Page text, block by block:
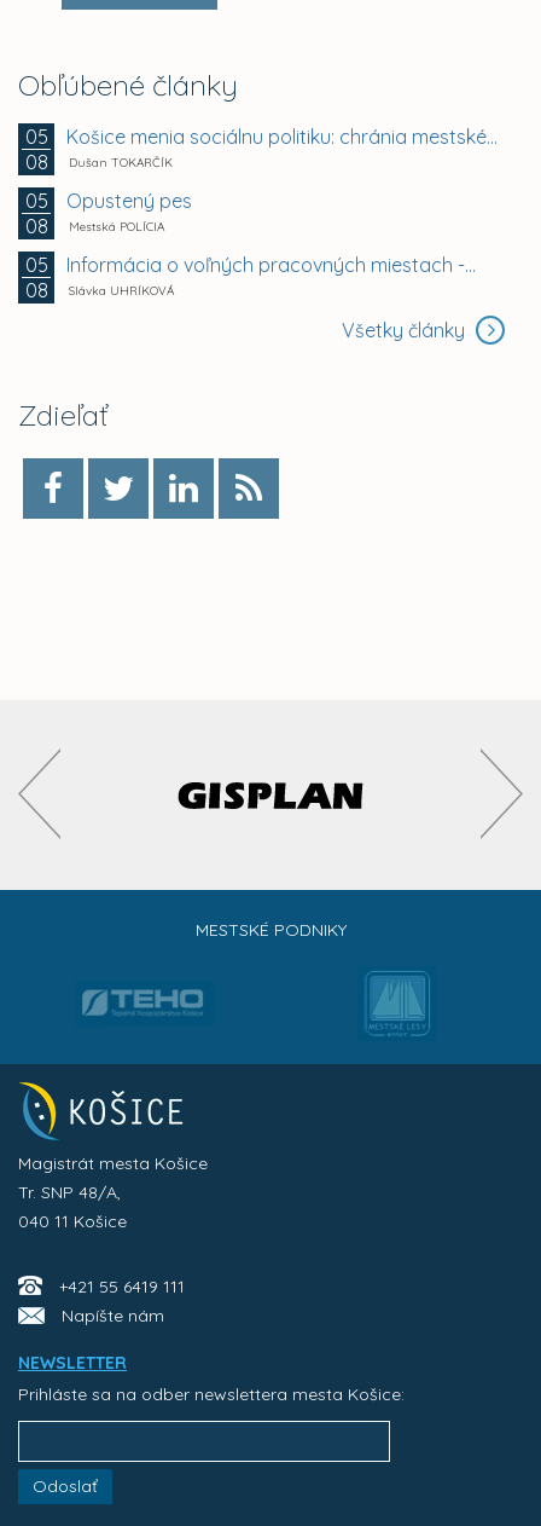
Obľúbené články
05
08
Košice menia sociálnu politiku: chránia mestské byty...
Dušan TOKARČÍK
05
08
Opustený pes
Mestská POLÍCIA
05
08
Informácia o voľných pracovných miestach -...
Slávka UHRÍKOVÁ
Všetky články
Zdieľať
MESTSKÉ PODNIKY
Magistrát mesta Košice
Tr. SNP 48/A,
040 11 Košice
+421 55 6419 111
Napíšte nám
NEWSLETTER
Prihláste sa na odber newslettera mesta Košice:
Odoslať